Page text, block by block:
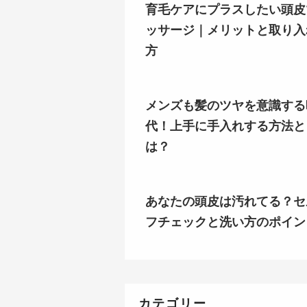
育毛ケアにプラスしたい頭
ッサージ｜メリットと取り
方
メンズも髪のツヤを意識す
代！上手に手入れする方法と
は？
あなたの頭皮は汚れてる？
フチェックと洗い方のポイン
カテゴリー